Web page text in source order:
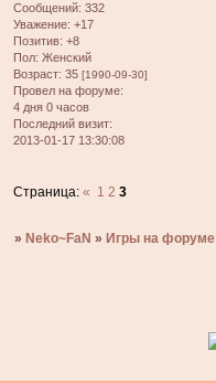
Сообщений: 332
Уважение: +17
Позитив: +8
Пол: Женский
Возраст: 35 [1990-09-30]
Провел на форуме:
4 дня 0 часов
Последний визит:
2013-01-17 13:30:08
Страница:« 1 2 3
»Neko~FaN »Игры на форуме